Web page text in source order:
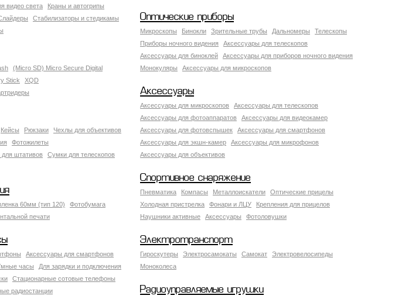
видео света
Краны и автогрипы
Стабилизаторы и стедикамы
Оптические приборы
Микроскопы Бинокли Зрительные трубы Дальномеры
Телескопы
Приборы ночного видения
Аксессуары для телескопов
Аксессуары для биноклей
Аксессуары для приборов ночного видения
Монокуляры
Аксессуары для микроскопов
(Micro SD) Micro Secure Digital
Stick
XQD
Аксессуары
Аксессуары для микроскопов
Аксессуары для телескопов
Аксессуары для фотоаппаратов
Аксессуары для видеокамер
Аксессуары для фотовспышек
Аксессуары для смартфонов
Аксессуары для экшн-камер
Аксессуары для микрофонов
Аксессуары для объективов
Кейсы Рюкзаки
Чехлы для объективов
Фотожилеты
штативов
Сумки для телескопов
Спортивное снаряжение
Пневматика Компасы Металлоискатели
Оптические прицелы
Холодная пристрелка
Фонари и ЛЦУ
Крепления для прицелов
Наушники активные
Аксессуары Фотоловушки
60мм (тип 120)
Фотобумага
печати
Аксессуары для смартфонов
часы
Для зарядки и подключения
Стационарные сотовые телефоны
радиостанции
Электротранспорт
Гироскутеры Электросамокаты Самокат
Электровелосипеды
Моноколеса
Радиоуправляемые игрушки